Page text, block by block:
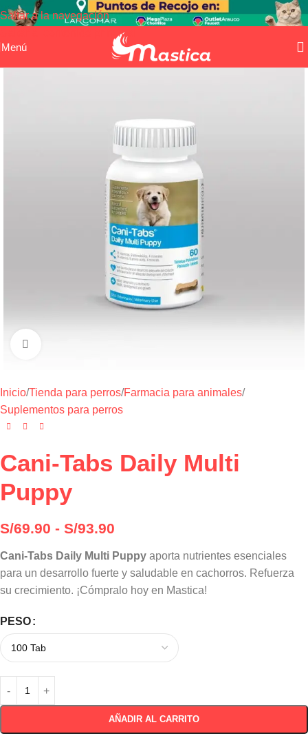
Saltar a la navegación
Saltar al contenido principal
Menú
Inicio/Tienda para perros/Farmacia para animales/
Suplementos para perros
Cani-Tabs Daily Multi
Puppy
S/69.90 - S/93.90
Cani-Tabs Daily Multi Puppy aporta nutrientes esenciales
para un desarrollo fuerte y saludable en cachorros. Refuerza
su crecimiento. ¡Cómpralo hoy en Mastica!
PESO
AÑADIR AL CARRITO